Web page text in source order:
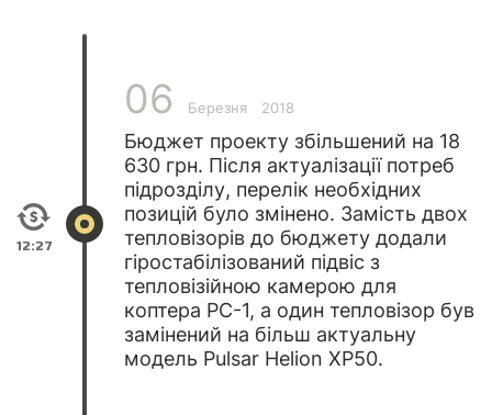
12:27
06 Березня 2018
Бюджет проекту збільшений на 18
630 грн. Після актуалізації потреб
підрозділу, перелік необхідних
позицій було змінено. Замість двох
тепловізорів до бюджету додали
гіростабілізований підвіс з
тепловізійною камерою для
коптера PC-1, а один тепловізор був
замінений на більш актуальну
модель Pulsar Helion XP50.